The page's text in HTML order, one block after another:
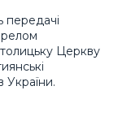
передачі
Церкву
України.